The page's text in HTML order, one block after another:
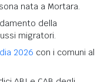
nata a Mortara.
della
migratori.
2026 con i comuni al